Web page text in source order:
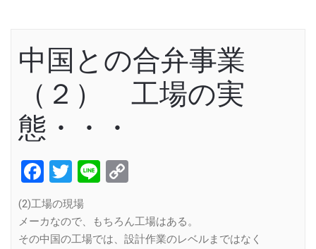
中国との合弁事業
（２） 工場の実
態・・・
Facebook
Twitter
Line
(2)工場の現場
メーカなので、もちろん工場はある。
その中国の工場では、設計作業のレベルまではなく